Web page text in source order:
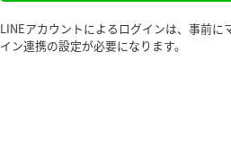
LINEアカウントによるログインは、事前に
イン連携の設定が必要になります。